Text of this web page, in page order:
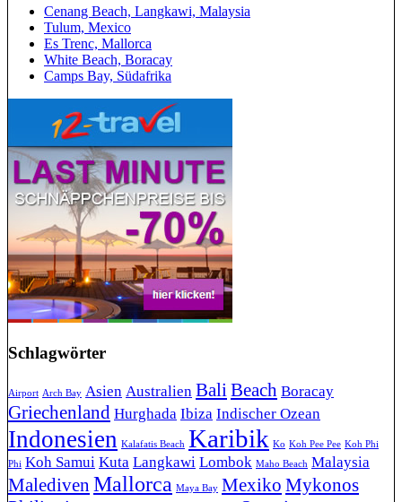
Cenang Beach, Langkawi, Malaysia
Tulum, Mexico
Es Trenc, Mallorca
White Beach, Boracay
Camps Bay, Südafrika
Schlagwörter
Airport Arch Bay Asien Australien BaliBeach Boracay
Griechenland Hurghada Ibiza Indischer Ozean
Indonesien Kalafatis Beach Karibik Ko Koh Pee Pee Koh Phi
Phi Koh Samui Kuta Langkawi Lombok Maho Beach Malaysia
Malediven Mallorca Maya Bay Mexiko Mykonos